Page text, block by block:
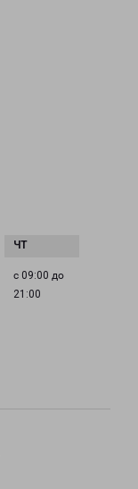
с 09:00 до
21:00